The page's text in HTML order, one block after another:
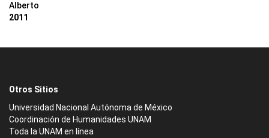
Alberto
2011
Otros Sitios
Universidad Nacional Autónoma de México
Coordinación de Humanidades UNAM
Toda la UNAM en línea